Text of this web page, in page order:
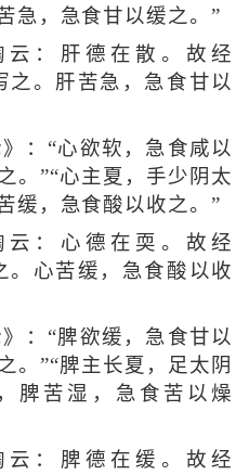
急，急食甘以缓之。”
云：肝德在散。故经
之。肝苦急，急食甘以
》：“心欲软，急食咸以
。”“心主夏，手少阴太
缓，急食酸以收之。”
云：心德在耎。故经
。心苦缓，急食酸以收
》：“脾欲缓，急食甘以
。”“脾主长夏，足太阴
脾苦湿，急食苦以燥
云：脾德在缓。故经